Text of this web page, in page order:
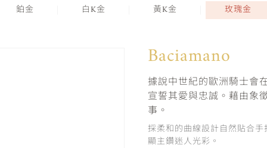
鉑金 白K金 黃K金 玫瑰金
Baciamano
據說中世紀的歐洲騎士會
宣誓其愛與忠誠。藉由象
事。
採柔和的曲線設計自然貼合
顯主鑽迷人光彩。